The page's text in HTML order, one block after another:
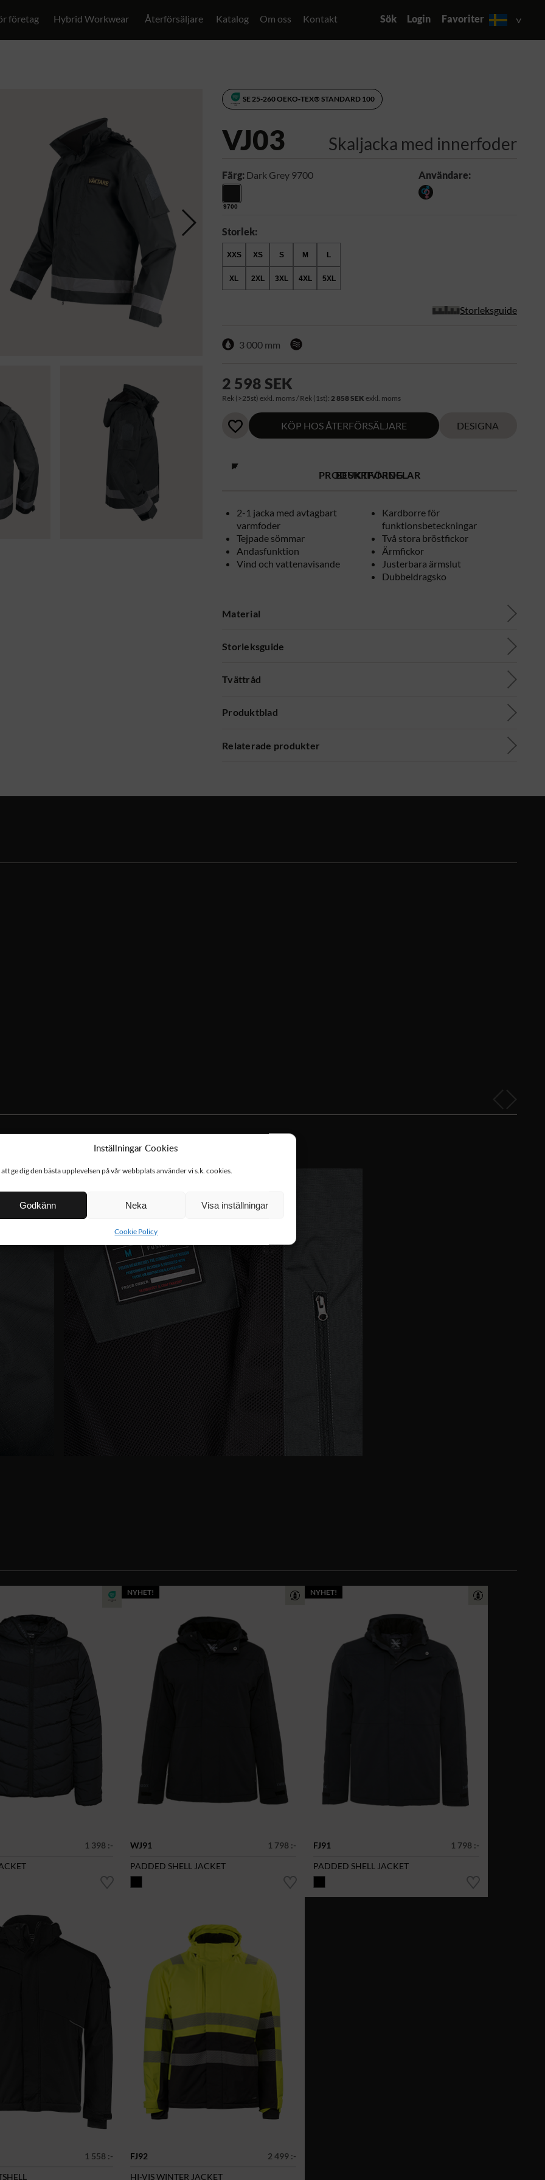
Inställningar Cookies
ge dig den bästa upplevelsen på vår webbplats använder vi s.k. cookies.
Godkänn Neka Visa inställningar
Cookie Policy
företag Hybrid Workwear Återförsäljare Katalog Om oss Kontakt Sök Login Favoriter
SE 25-260 OEKO‑TEX® STANDARD 100
VJ03 Skaljacka med innerfoder
Färg: Dark Grey 9700
9700
Användare:
Storlek:
XXS XS S M L
XL 2XL 3XL 4XL 5XL
Storleksguide
3 000 mm
2 598 SEK
Rek (>25st) exkl. moms / Rek (1st): 2 858 SEK exkl. moms
KÖP HOS ÅTERFÖRSÄLJARE DESIGNA
PRODUKTFÖRDELAR
2-1 jacka med avtagbart
varmfoder
Tejpade sömmar
Andasfunktion
Vind och vattenavisande
Kardborre för
funktionsbeteckningar
Två stora bröstfickor
Ärmfickor
Justerbara ärmslut
Dubbeldragsko
BESKRIVNING
Material
Storleksguide
Tvättråd
Produktblad
Relaterade produkter
1 398 :-
NYHET!
WJ91
1 798 :-
PADDED SHELL JACKET
NYHET!
FJ91
1 798 :-
PADDED SHELL JACKET
1 558 :-
FJ92
2 499 :-
HI-VIS WINTER JACKET